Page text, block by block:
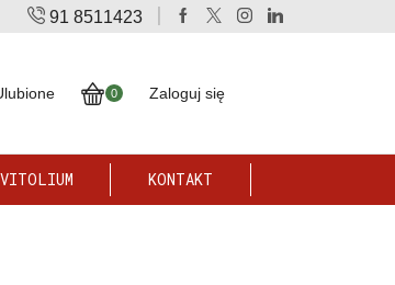
91 8511423
0 Zaloguj się
KONTAKT